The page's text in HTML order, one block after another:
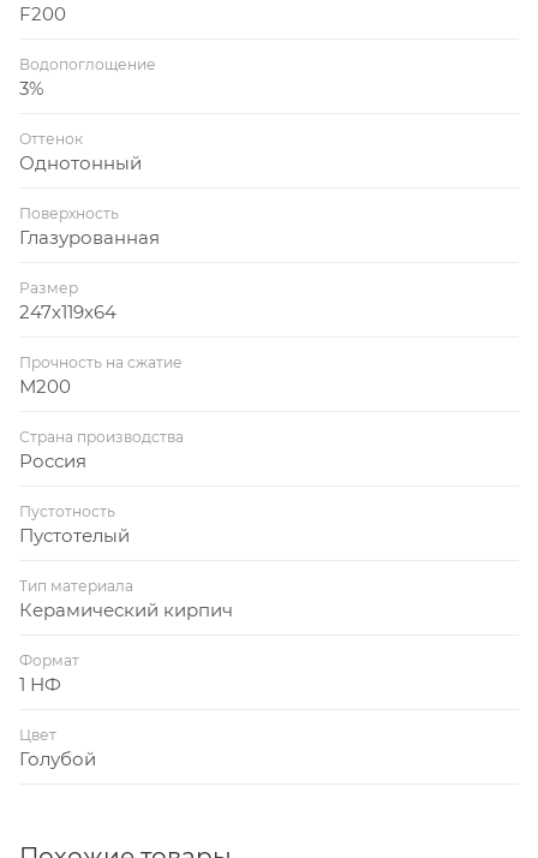
F200
Водопоглощение
3%
Оттенок
Однотонный
Поверхность
Глазурованная
Размер
247х119х64
Прочность на сжатие
М200
Страна производства
Россия
Пустотность
Пустотелый
Тип материала
Керамический кирпич
Формат
1 НФ
Цвет
Голубой